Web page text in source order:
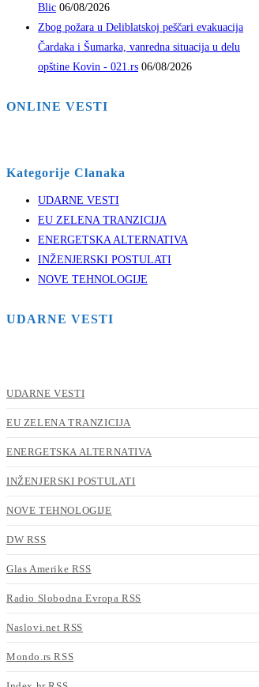
Blic 06/08/2026
Zbog požara u Deliblatskoj peščari evakuacija
Čardaka i Šumarka, vanredna situacija u delu
opštine Kovin - 021.rs 06/08/2026
ONLINE VESTI
Kategorije Clanaka
UDARNE VESTI
EU ZELENA TRANZICIJA
ENERGETSKA ALTERNATIVA
INŽENJERSKI POSTULATI
NOVE TEHNOLOGIJE
UDARNE VESTI
UDARNE VESTI
EU ZELENA TRANZICIJA
ENERGETSKA ALTERNATIVA
INŽENJERSKI POSTULATI
NOVE TEHNOLOGIJE
DW RSS
Glas Amerike RSS
Radio Slobodna Evropa RSS
Naslovi.net RSS
Mondo.rs RSS